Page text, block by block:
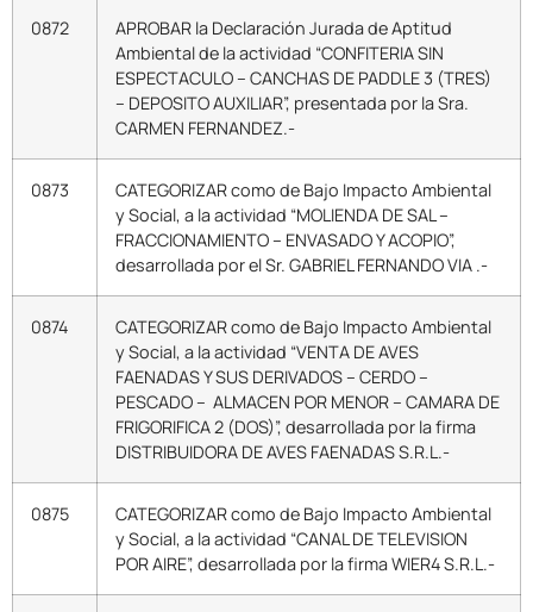
0872
APROBAR la Declaración Jurada de Aptitud
Ambiental de la actividad “CONFITERIA SIN
ESPECTACULO – CANCHAS DE PADDLE 3 (TRES)
– DEPOSITO AUXILIAR”, presentada por la Sra.
CARMEN FERNANDEZ.-
0873
CATEGORIZAR como de Bajo Impacto Ambiental
y Social, a la actividad “MOLIENDA DE SAL –
FRACCIONAMIENTO – ENVASADO Y ACOPIO”,
desarrollada por el Sr. GABRIEL FERNANDO VIA .-
0874
CATEGORIZAR como de Bajo Impacto Ambiental
y Social, a la actividad “VENTA DE AVES
FAENADAS Y SUS DERIVADOS – CERDO –
PESCADO – ALMACEN POR MENOR – CAMARA DE
FRIGORIFICA 2 (DOS)”, desarrollada por la firma
DISTRIBUIDORA DE AVES FAENADAS S.R.L.-
0875
CATEGORIZAR como de Bajo Impacto Ambiental
y Social, a la actividad “CANAL DE TELEVISION
POR AIRE”, desarrollada por la firma WIER4 S.R.L.-